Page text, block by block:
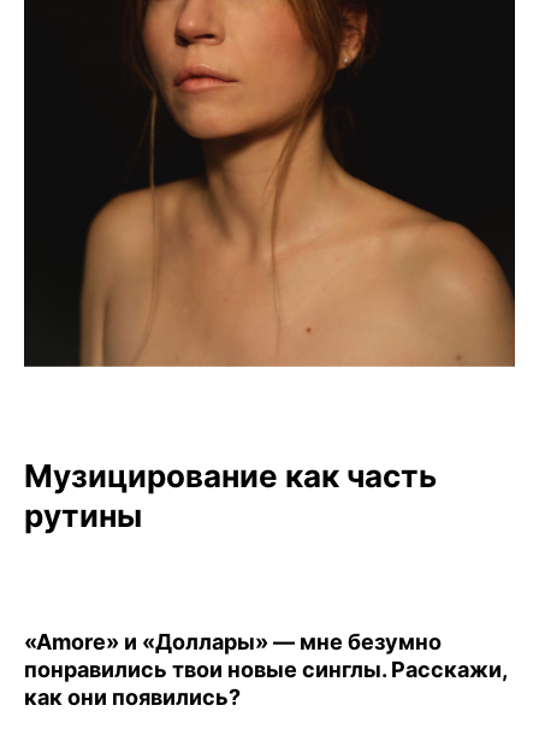
Музицирование как часть
рутины
«Amore» и «Доллары» — мне безумно
понравились твои новые синглы. Расскажи,
как они появились?